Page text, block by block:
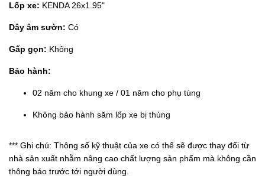
Lốp xe: KENDA 26x1.95"
Dây âm sườn: Có
Gấp gọn: Không
Bảo hành:
02 năm cho khung xe / 01 năm cho phụ tùng
Không bảo hành săm lốp xe bị thủng
*** Ghi chú: Thông số kỹ thuật của xe có thể sẽ được thay đổi từ
nhà sản xuất nhằm nâng cao chất lượng sản phẩm mà không cần
thông báo trước tới người dùng.